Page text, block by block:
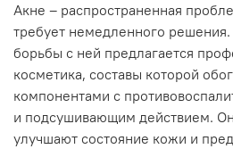
Акне – распространенная
требует немедленного
борьбы с ней предлагается
косметика, составы которой
компонентами с
и подсушивающим действием.
улучшают состояние кожи и